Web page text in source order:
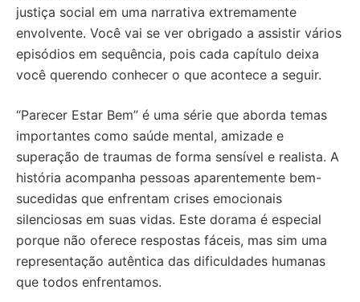
justiça social em uma narrativa extremamente
envolvente. Você vai se ver obrigado a assistir vários
episódios em sequência, pois cada capítulo deixa
você querendo conhecer o que acontece a seguir.
“Parecer Estar Bem” é uma série que aborda temas
importantes como saúde mental, amizade e
superação de traumas de forma sensível e realista. A
história acompanha pessoas aparentemente bem-
sucedidas que enfrentam crises emocionais
silenciosas em suas vidas. Este dorama é especial
porque não oferece respostas fáceis, mas sim uma
representação autêntica das dificuldades humanas
que todos enfrentamos.